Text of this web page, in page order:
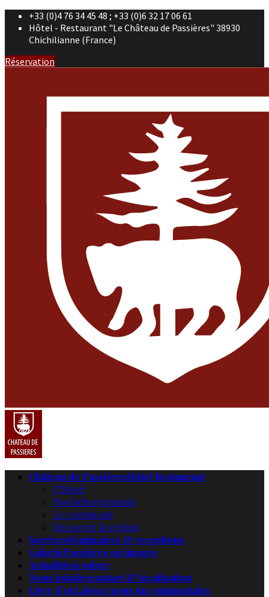
+33 (0)4 76 34 45 48 ; +33 (0)6 32 17 06 61
Hôtel - Restaurant "Le Château de Passières" 38930
Chichilianne (France)
Réservation
Château de PassièresHôtel Restaurant
L’Hôtel
Nos hébergements
Le restaurant
Découvrir la région
ServicesSéminaires & receptions
GaleriePassières en images
Actualitésà suivre
Nous joindrecontact & localisation
Livre d’orLaissez nous un commentaire